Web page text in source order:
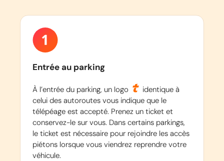
Entrée au parking
À l’entrée du parking, un logo
identique à
celui des autoroutes vous indique que le
télépéage est accepté. Prenez un ticket et
conservez-le sur vous. Dans certains parkings,
le ticket est nécessaire pour rejoindre les accès
piétons lorsque vous viendrez reprendre votre
véhicule.